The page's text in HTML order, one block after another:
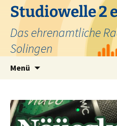
Zum
Inhalt
springen
Studiowelle 2
Das ehrenamtliche
Solingen
Menü